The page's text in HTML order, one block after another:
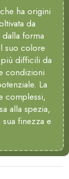
ha origini
da
forma
suo colore
difficili da
condizioni
La
complessi,
alla spezia,
finezza e